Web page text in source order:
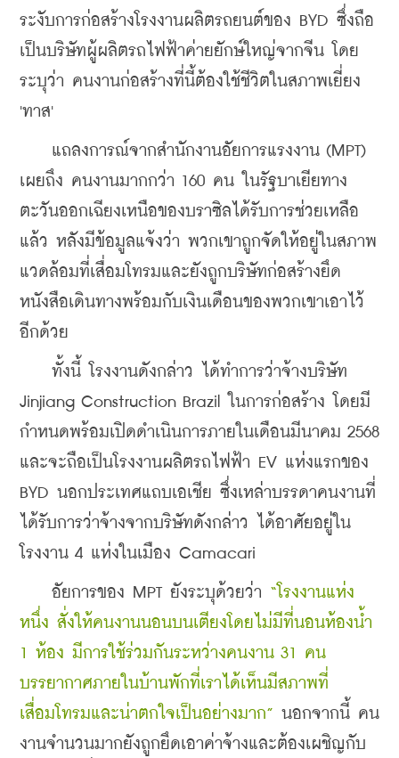
ระงับการก่อสร้างโรงงานผลิตรถยนต์ของ BYD ซึ่งถือ
เป็นบริษัทผู้ผลิตรถไฟฟ้าค่ายยักษ์ใหญ่จากจีน โดย
ระบุว่า คนงานก่อสร้างที่นี้ต้องใช้ชีวิตในสภาพเยี่ยง
'ทาส'
แถลงการณ์จากสำนักงานอัยการแรงงาน (MPT)
เผยถึง คนงานมากกว่า 160 คน ในรัฐบาเยียทาง
ตะวันออกเฉียงเหนือของบราซิลได้รับการช่วยเหลือ
แล้ว หลังมีข้อมูลแจ้งว่า พวกเขาถูกจัดให้อยู่ในสภาพ
แวดล้อมที่เสื่อมโทรมและยังถูกบริษัทก่อสร้างยึด
หนังสือเดินทางพร้อมกับเงินเดือนของพวกเขาเอาไว้
อีกด้วย
ทั้งนี้ โรงงานดังกล่าว ได้ทำการว่าจ้างบริษัท
Jinjiang Construction Brazil ในการก่อสร้าง โดยมี
กำหนดพร้อมเปิดดำเนินการภายในเดือนมีนาคม 2568
และจะถือเป็นโรงงานผลิตรถไฟฟ้า EV แห่งแรกของ
BYD นอกประเทศแถบเอเชีย ซึ่งเหล่าบรรดาคนงานที่
ได้รับการว่าจ้างจากบริษัทดังกล่าว ได้อาศัยอยู่ใน
โรงงาน 4 แห่งในเมือง Camacari
อัยการของ MPT ยังระบุด้วยว่า “โรงงานแห่ง
หนึ่ง สั่งให้คนงานนอนบนเตียงโดยไม่มีที่นอนห้องน้ำ
1 ห้อง มีการใช้ร่วมกันระหว่างคนงาน 31 คน
บรรยากาศภายในบ้านพักที่เราได้เห็นมีสภาพที่
เสื่อมโทรมและน่าตกใจเป็นอย่างมาก” นอกจากนี้ คน
งานจำนวนมากยังถูกยึดเอาค่าจ้างและต้องเผชิญกับ